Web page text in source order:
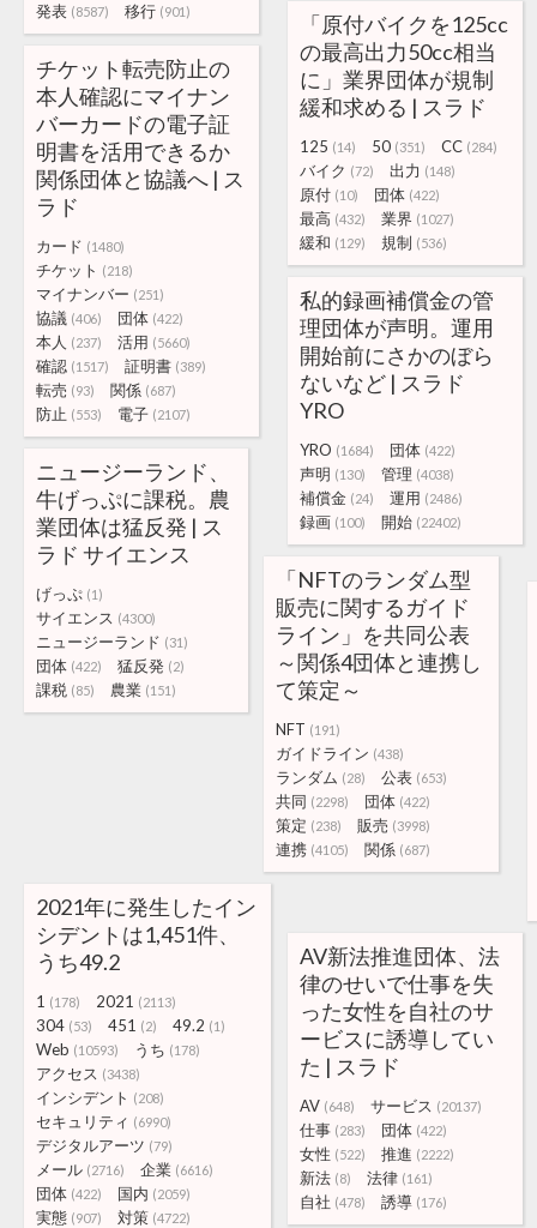
発表 (8587) 移行 (901)
「原付バイクを125cc
の最高出力50cc相当
に」業界団体が規制
緩和求める | スラド
125 (14) 50 (351) CC (284)
バイク (72) 出力 (148)
原付 (10) 団体 (422)
最高 (432) 業界 (1027)
緩和 (129) 規制 (536)
チケット転売防止の
本人確認にマイナン
バーカードの電子証
明書を活用できるか
関係団体と協議へ | ス
ラド
カード (1480)
チケット (218)
マイナンバー (251)
協議 (406) 団体 (422)
本人 (237) 活用 (5660)
確認 (1517) 証明書 (389)
転売 (93) 関係 (687)
防止 (553) 電子 (2107)
私的録画補償金の管
理団体が声明。運用
開始前にさかのぼら
ないなど | スラド
YRO
YRO (1684) 団体 (422)
声明 (130) 管理 (4038)
補償金 (24) 運用 (2486)
録画 (100) 開始 (22402)
ニュージーランド、
牛げっぷに課税。農
業団体は猛反発 | ス
ラド サイエンス
げっぷ (1)
サイエンス (4300)
ニュージーランド (31)
団体 (422) 猛反発 (2)
課税 (85) 農業 (151)
「NFTのランダム型
販売に関するガイド
ライン」を共同公表
～関係4団体と連携し
て策定～
NFT (191)
ガイドライン (438)
ランダム (28) 公表 (653)
共同 (2298) 団体 (422)
策定 (238) 販売 (3998)
連携 (4105) 関係 (687)
2021年に発生したイン
シデントは1,451件、
うち49.2
1 (178) 2021 (2113)
304 (53) 451 (2) 49.2 (1)
Web (10593) うち (178)
アクセス (3438)
インシデント (208)
セキュリティ (6990)
デジタルアーツ (79)
メール (2716) 企業 (6616)
団体 (422) 国内 (2059)
実態 (907) 対策 (4722)
AV新法推進団体、法
律のせいで仕事を失
った女性を自社のサ
ービスに誘導してい
た | スラド
AV (648) サービス (20137)
仕事 (283) 団体 (422)
女性 (522) 推進 (2222)
新法 (8) 法律 (161)
自社 (478) 誘導 (176)